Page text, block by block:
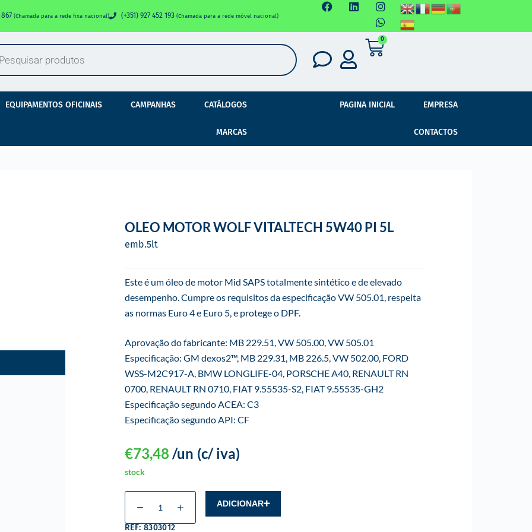
867 (Chamada para a rede fixa nacional) (+351) 927 452 193 (Chamada para a rede móvel nacional)
0
EQUIPAMENTOS OFICINAIS CAMPANHAS CATÁLOGOS
MARCAS
PAGINA INICIAL EMPRESA
CONTACTOS
OLEO MOTOR WOLF VITALTECH 5W40 PI 5L
emb.5lt
Este é um óleo de motor Mid SAPS totalmente sintético e de elevado
desempenho. Cumpre os requisitos da especificação VW 505.01, respeita
as normas Euro 4 e Euro 5, e protege o DPF.
Aprovação do fabricante: MB 229.51, VW 505.00, VW 505.01
Especificação: GM dexos2™, MB 229.31, MB 226.5, VW 502.00, FORD
WSS-M2C917-A, BMW LONGLIFE-04, PORSCHE A40, RENAULT RN
0700, RENAULT RN 0710, FIAT 9.55535-S2, FIAT 9.55535-GH2
Especificação segundo ACEA: C3
Especificação segundo API: CF
€73,48 (c/ iva)
/un
stock
ADICIONAR
REF: 8303012